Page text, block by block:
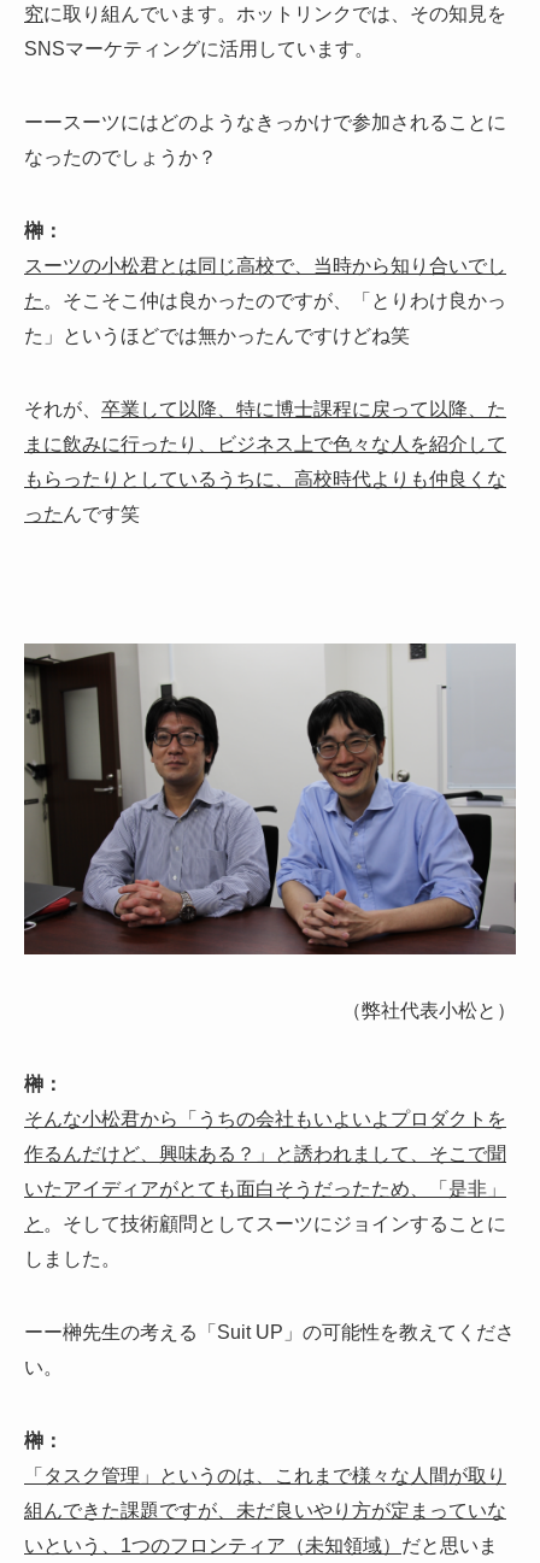
究に取り組んでいます。ホットリンクでは、その知見を
SNSマーケティングに活用しています。
ーースーツにはどのようなきっかけで参加されることに
なったのでしょうか？
榊：
スーツの小松君とは同じ高校で、当時から知り合いでし
た 。そこそこ仲は良かったのですが、「とりわけ良かっ
た」というほどでは無かったんですけどね笑
それが、 卒業して以降、特に博士課程に戻って以降、た
まに飲みに行ったり、ビジネス上で色々な人を紹介して
もらったりとしているうちに、高校時代よりも仲良くな
った んです笑
（弊社代表小松と）
榊：
そんな小松君から「うちの会社もいよいよプロダクトを
作るんだけど、興味ある？」と誘われまして、そこで聞
いたアイディアがとても面白そうだったため、「是非」
と
。そして技術顧問としてスーツにジョインすることに
しました。
ーー榊先生の考える「Suit UP」の可能性を教えてくださ
い。
榊：
「タスク管理」というのは、これまで様々な人間が取り
組んできた課題ですが、未だ良いやり方が定まっていな
いという、1つのフロンティア（未知領域） だと思いま